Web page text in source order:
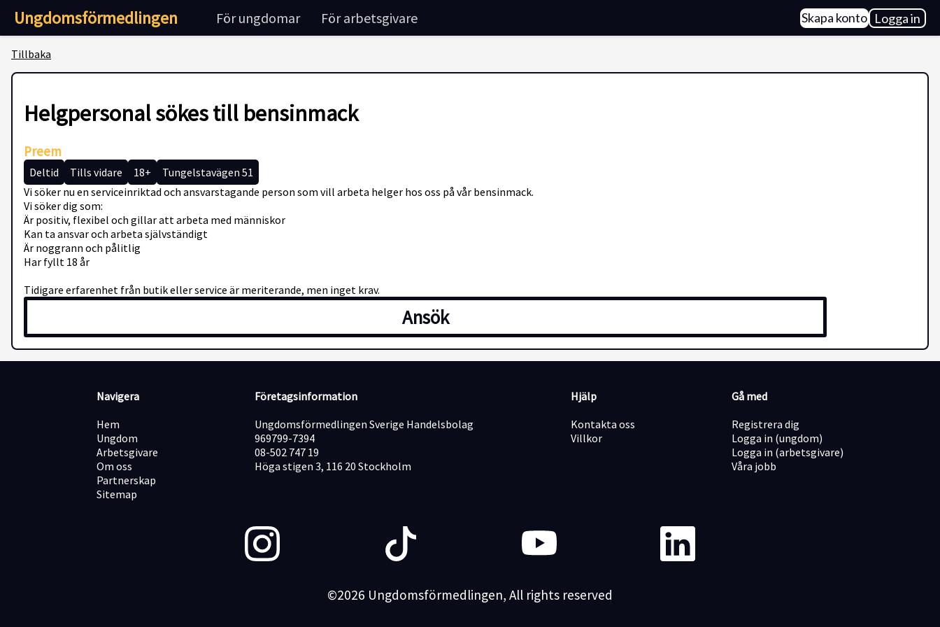
Ungdomsförmedlingen För ungdomar För arbetsgivare Skapa konto Logga in
Tillbaka
Helgpersonal sökes till bensinmack
Preem
Deltid Tills vidare 18+
Tungelstavägen 51
Vi söker nu en serviceinriktad och ansvarstagande person som vill arbeta helger hos oss på vår bensinmack.
Vi söker dig som:
Är positiv, flexibel och gillar att arbeta med människor
Kan ta ansvar och arbeta självständigt
Är noggrann och pålitlig
Har fyllt 18 år
Tidigare erfarenhet från butik eller service är meriterande, men inget krav.
Ansök
Navigera
Hem
Ungdom
Arbetsgivare
Om oss
Partnerskap
Sitemap
Företagsinformation
Ungdomsförmedlingen Sverige Handelsbolag
969799-7394
08-502 747 19
Höga stigen 3, 116 20 Stockholm
Hjälp
Kontakta oss
Villkor
Gå med
Registrera dig
Logga in (ungdom)
Logga in (arbetsgivare)
Våra jobb
©2026 Ungdomsförmedlingen, All rights reserved